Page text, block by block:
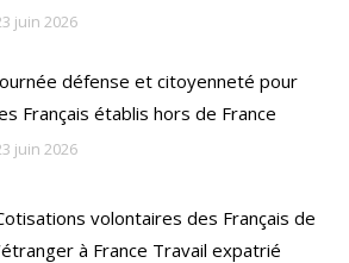
juin 2026
défense et citoyenneté pour
Français établis hors de France
juin 2026
volontaires des Français de
à France Travail expatrié